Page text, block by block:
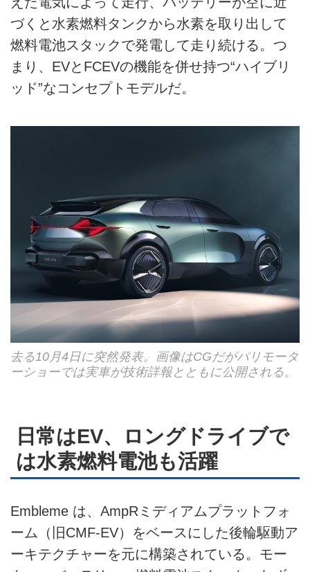
づくと水素燃料タンクから水素を取り出して
燃料電池スタックで発電して走り続ける。つ
まり、EVとFCEVの機能を併せ持つ“ハイブリ
ッド”なコンセプトモデルだ。
去る10月4日に突然発表。画像はCGだがパリモータ
ーショーでは実車が技術詳報とともに公開される。
日常はEV、ロングドライブで
は水素燃料電池も活躍
Embleme は、AmpRミディアムプラットフォ
ーム（旧CMF-EV）をベースにした後輪駆動ア
ーキテクチャーを元に構築されている。モー